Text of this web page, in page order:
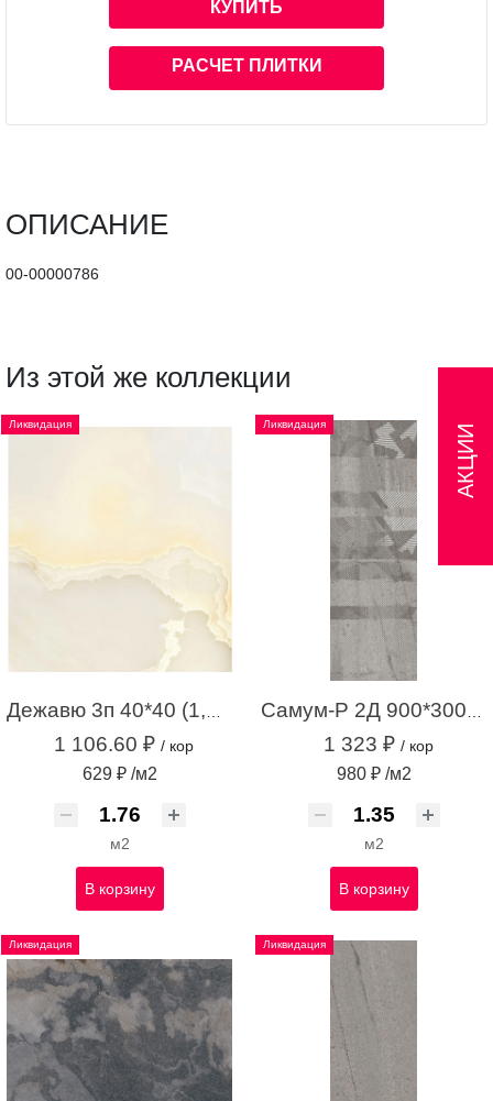
КУПИТЬ
РАСЧЕТ ПЛИТКИ
ОПИСАНИЕ
00-00000786
Из этой же коллекции
Ликвидация
Дежавю 3п 40*40 (1,76м.кв.)
1 106.60 ₽ / кор
629 ₽ /м2
м2
В корзину
Ликвидация
Самум-Р 2Д 900*300 серый (1,35 м.кв.)
1 323 ₽ / кор
980 ₽ /м2
м2
В корзину
Ликвидация Ликвидация
АКЦИИ